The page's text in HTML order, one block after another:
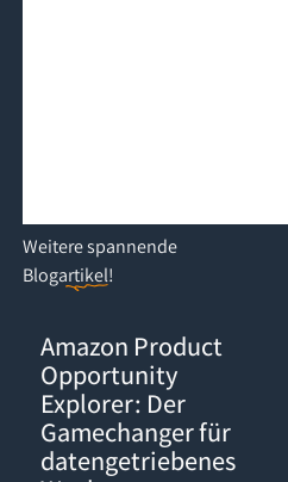
Weiterespannende
Blogartikel!
Amazon Product
Opportunity
Explorer: Der
Gamechanger für
datengetriebenes